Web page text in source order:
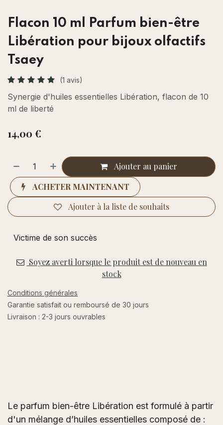
Flacon 10 ml Parfum bien-être
Libération pour bijoux olfactifs
Tsaey
(1 avis)
Synergie d'huiles essentielles Libération, flacon de 10
ml de liberté
14,00 €
Ajouter au panier
ACHETER MAINTENANT
Ajouter à la liste de souhaits
​Victime de son succès
Soyez averti lorsque le produit est de nouveau en
stock
Conditions générales
Garantie satisfait ou remboursé de 30 jours
Livraison : 2-3 jours ouvrables
Le parfum bien-être Libération est formulé à partir
d'un mélange d’huiles essentielles composé de :